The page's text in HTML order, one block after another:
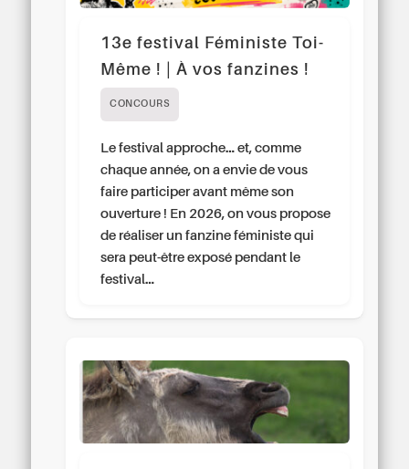
13e festival Féministe Toi-
Même ! | À vos fanzines !
CONCOURS
Le festival approche… et, comme
chaque année, on a envie de vous
faire participer avant même son
ouverture ! En 2026, on vous propose
de réaliser un fanzine féministe qui
sera peut-être exposé pendant le
festival…